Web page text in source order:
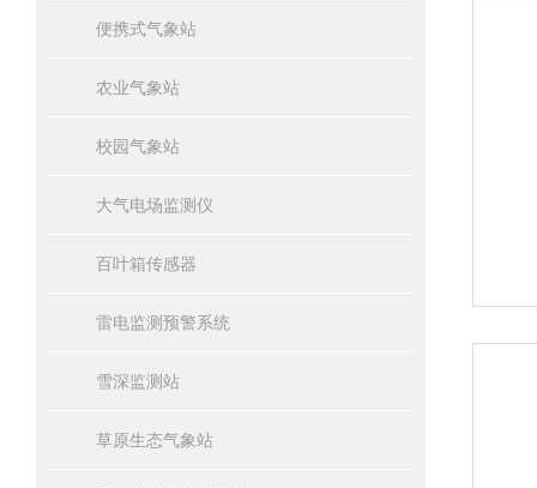
便携式气象站
农业气象站
校园气象站
大气电场监测仪
百叶箱传感器
雷电监测预警系统
雪深监测站
草原生态气象站